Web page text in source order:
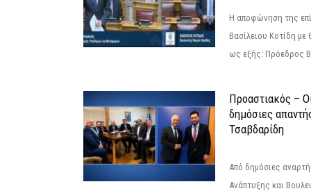
Η αποφώνηση της
Βασίλειου Κοτίδη με
ως εξής: Πρόεδρος
Προαστιακός –
δημόσιες
Τσαβδαρίδη
Από δημόσιες
Ανάπτυξης και